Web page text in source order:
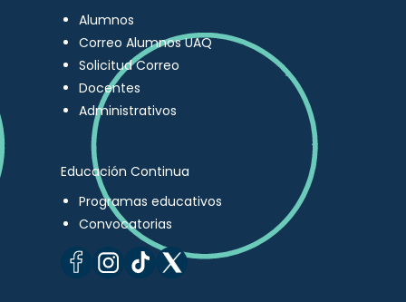
Alumnos
Correo Alumnos UAQ
Solicitud Correo
Docentes
Administrativos
Educación Continua
Programas educativos
Convocatorias